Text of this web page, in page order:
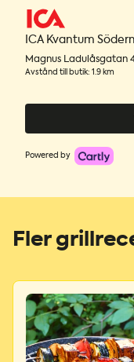
ICA Kvantum
Magnus Ladulåsgatan
Avstånd till butik: 1.9 km
Powered by
Fler